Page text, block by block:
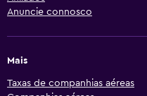
Anuncie connosco
Mais
Taxas de companhias aéreas